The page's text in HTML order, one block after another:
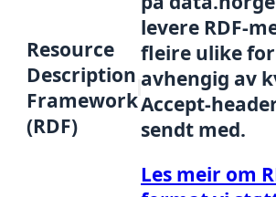
Resource
Description
Framework
(RDF)
levere RDF-
fleire ulike
avhengig av
Accept-
sendt med.
Les meir om